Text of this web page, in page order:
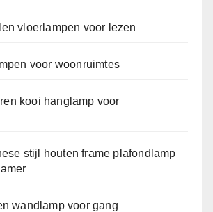
vloerlampen voor lezen
voor woonruimtes
kooi hanglamp voor
stijl houten frame plafondlamp
wandlamp voor gang